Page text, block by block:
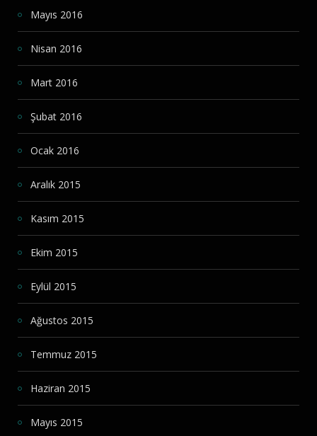
Mayıs 2016
Nisan 2016
Mart 2016
Şubat 2016
Ocak 2016
Aralık 2015
Kasım 2015
Ekim 2015
Eylül 2015
Ağustos 2015
Temmuz 2015
Haziran 2015
Mayıs 2015